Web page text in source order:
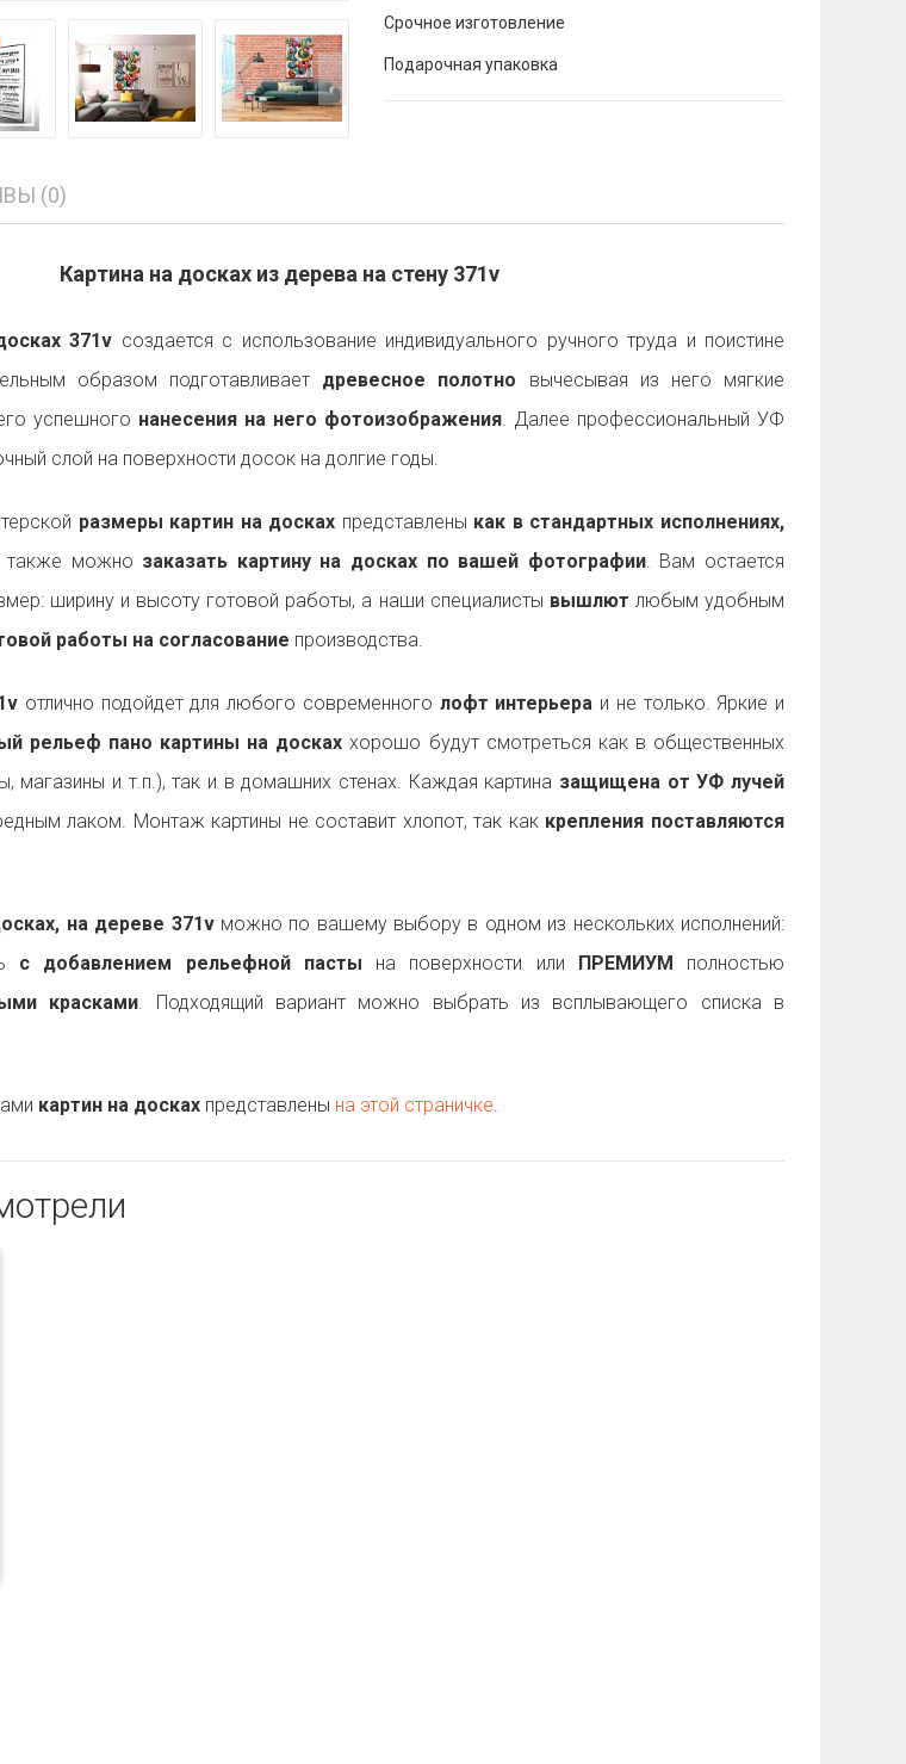
Срочное изготовление
Подарочная упаковка
(0)
Картина на досках из дерева на стену 371v
371v создается с использование индивидуального ручного труда и поистине
образом подготавливает древесное полотно вычесывая из него мягкие
успешного нанесения на него фотоизображения. Далее профессиональный УФ
слой на поверхности досок на долгие годы.
размеры картин на досках представлены как в стандартных исполнениях,
также можно заказать картину на досках по вашей фотографии. Вам остается
ширину и высоту готовой работы, а наши специалисты вышлют любым удобным
работы на согласование производства.
отлично подойдет для любого современного лофт интерьера и не только. Яркие и
рельеф пано картины на досках хорошо будут смотреться как в общественных
магазины и т.п.), так и в домашних стенах. Каждая картина защищена от УФ лучей
лаком. Монтаж картины не составит хлопот, так как крепления поставляются
на дереве 371vможно по вашему выбору в одном из нескольких исполнений:
с добавлением рельефной пасты на поверхности или ПРЕМИУМ полностью
красками . Подходящий вариант можно выбрать из всплывающего списка в
картин на доскахпредставлены на этой страничке